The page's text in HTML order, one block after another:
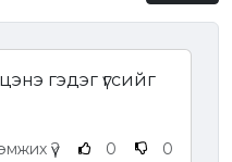
цэнэ гэдэг үгсийг
үү? 0 0